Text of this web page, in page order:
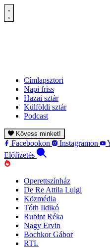
Címlapsztori
Napi friss
Hazai sztár
Külföldi sztár
Podcast
Kövess minket!
Facebookon Instagramon
Előfizetés
Operettszínház
De Re Attila Luigi
Közmédia
Tóth Ildikó
Rubint Réka
Nagy Ervin
Bochkor Gábor
RTL